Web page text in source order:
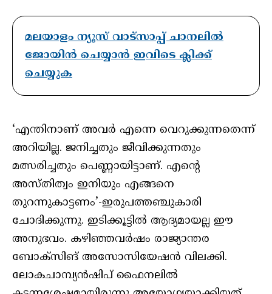
മലയാളം ന്യൂസ് വാട്സാപ്പ് ചാനലിൽ
ജോയിൻ ചെയ്യാൻ ഇവിടെ ക്ലിക്ക്
ചെയ്യുക
‘എന്തിനാണ് അവര്‍ എന്നെ വെറുക്കുന്നതെന്ന്
അറിയില്ല. ജനിച്ചതും ജീവിക്കുന്നതും
മത്സരിച്ചതും പെണ്ണായിട്ടാണ്. എന്റെ
അസ്തിത്വം ഇനിയും എങ്ങനെ
തുറന്നുകാട്ടണം’-ഇരുപത്തഞ്ചുകാരി
ചോദിക്കുന്നു. ഇടിക്കൂട്ടില്‍ ആദ്യമായല്ല ഈ
അനുഭവം. കഴിഞ്ഞവര്‍ഷം രാജ്യാന്തര
ബോക്സിങ് അസോസിയേഷന്‍ വിലക്കി.
ലോകചാമ്പ്യന്‍ഷിപ് ഫൈനലില്‍